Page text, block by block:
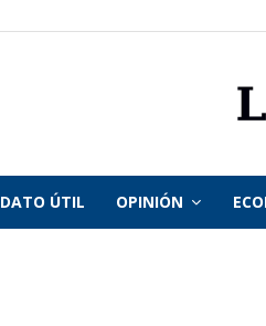
DATO ÚTIL OPINIÓN